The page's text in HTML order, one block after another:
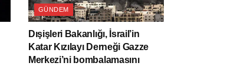
GÜNDEM
Dışişleri Bakanlığı, İsrail’in
Katar Kızılayı Derneği Gazze
Merkezi’ni bombalamasını